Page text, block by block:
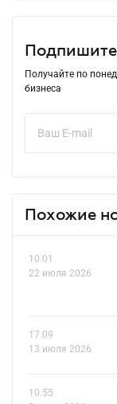
Получайте по
бизнеса
Похожие
10.01
22 июля 2026
17.09
13 июля 2026
10.55